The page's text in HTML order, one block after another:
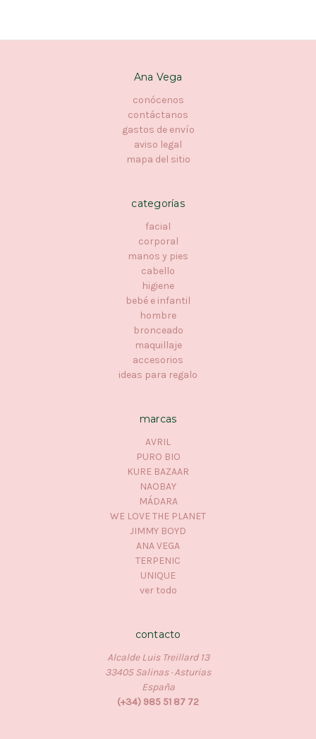
Ana Vega
conócenos
contáctanos
gastos de envío
aviso legal
mapa del sitio
categorías
facial
corporal
manos y pies
cabello
higiene
bebé e infantil
hombre
bronceado
maquillaje
accesorios
ideas para regalo
marcas
AVRIL
PURO BIO
KURE BAZAAR
NAOBAY
MÁDARA
WE LOVE THE PLANET
JIMMY BOYD
ANA VEGA
TERPENIC
UNIQUE
ver todo
contacto
Alcalde Luis Treillard 13
33405 Salinas · Asturias
España
(+34) 985 51 87 72